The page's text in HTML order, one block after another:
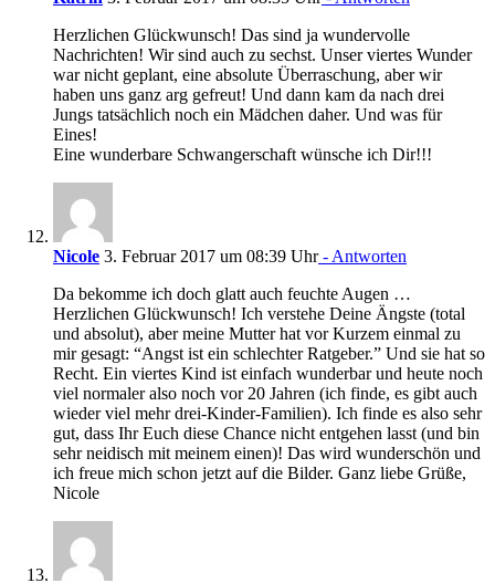
Herzlichen Glückwunsch! Das sind ja wundervolle
Nachrichten! Wir sind auch zu sechst. Unser viertes Wunder
war nicht geplant, eine absolute Überraschung, aber wir
haben uns ganz arg gefreut! Und dann kam da nach drei
Jungs tatsächlich noch ein Mädchen daher. Und was für
Eines!
Eine wunderbare Schwangerschaft wünsche ich Dir!!!
Nicole 3. Februar 2017 um 08:39 Uhr- Antworten
Da bekomme ich doch glatt auch feuchte Augen …
Herzlichen Glückwunsch! Ich verstehe Deine Ängste (total
und absolut), aber meine Mutter hat vor Kurzem einmal zu
mir gesagt: “Angst ist ein schlechter Ratgeber.” Und sie hat so
Recht. Ein viertes Kind ist einfach wunderbar und heute noch
viel normaler also noch vor 20 Jahren (ich finde, es gibt auch
wieder viel mehr drei-Kinder-Familien). Ich finde es also sehr
gut, dass Ihr Euch diese Chance nicht entgehen lasst (und bin
sehr neidisch mit meinem einen)! Das wird wunderschön und
ich freue mich schon jetzt auf die Bilder. Ganz liebe Grüße,
Nicole